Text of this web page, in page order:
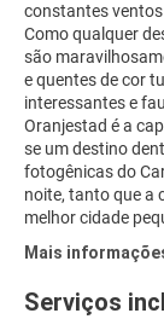
constantes
Como qualquer
são
e quentes de cor
interessantes e
Oranjestad é a
se um destino
fotogênicas do
noite, tanto que a
melhor cidade
Mais
Serviços